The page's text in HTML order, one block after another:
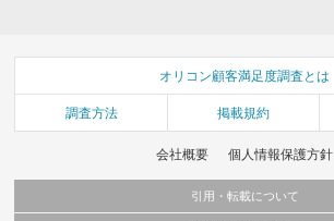
オリコン顧客満足度調査とは
調査方法 掲載規約
会社概要 個人情報保護方針
引用・転載について